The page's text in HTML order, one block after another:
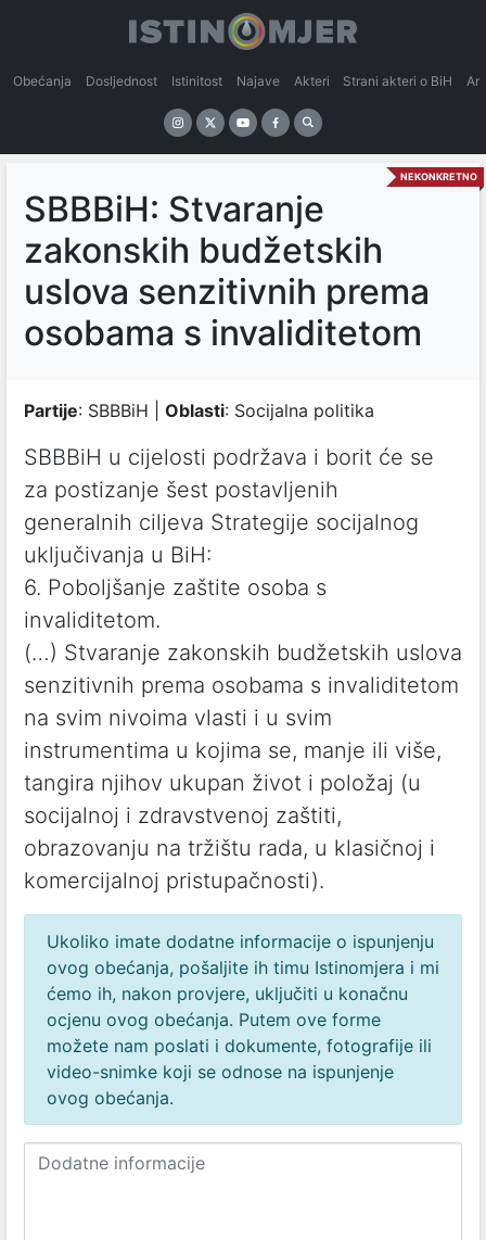
Obećanja Dosljednost Istinitost Najave Akteri Strani akteri o BiH
NEKONKRETNO
SBBBiH: Stvaranje
zakonskih budžetskih
uslova senzitivnih prema
osobama s invaliditetom
Partije: SBBBiH | Oblasti: Socijalna politika
SBBBiH u cijelosti podržava i borit će se
za postizanje šest postavljenih
generalnih ciljeva Strategije socijalnog
uključivanja u BiH:
6. Poboljšanje zaštite osoba s
invaliditetom.
(…) Stvaranje zakonskih budžetskih uslova
senzitivnih prema osobama s invaliditetom
na svim nivoima vlasti i u svim
instrumentima u kojima se, manje ili više,
tangira njihov ukupan život i položaj (u
socijalnoj i zdravstvenoj zaštiti,
obrazovanju na tržištu rada, u klasičnoj i
komercijalnoj pristupačnosti).
Ukoliko imate dodatne informacije o ispunjenju
ovog obećanja, pošaljite ih timu Istinomjera i mi
ćemo ih, nakon provjere, uključiti u konačnu
ocjenu ovog obećanja. Putem ove forme
možete nam poslati i dokumente, fotografije ili
video-snimke koji se odnose na ispunjenje
ovog obećanja.